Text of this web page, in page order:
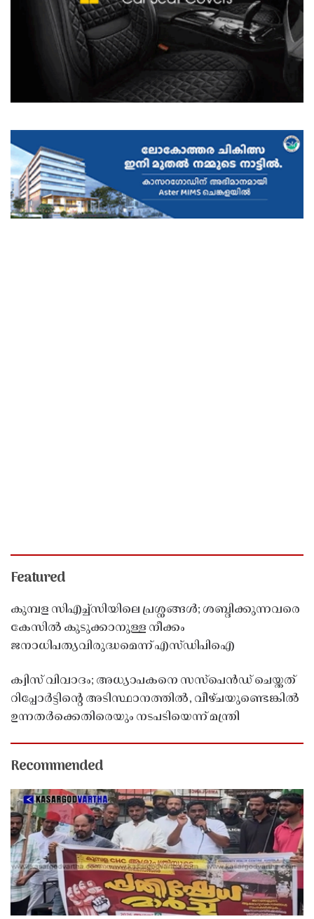
Featured
കുമ്പള സിഎച്ച്സിയിലെ പ്രശ്നങ്ങൾ; ശബ്ദിക്കുന്നവരെ
കേസിൽ കുടുക്കാനുള്ള നീക്കം
ജനാധിപത്യവിരുദ്ധമെന്ന് എസ്ഡിപിഐ
ക്വിസ് വിവാദം; അധ്യാപകനെ സസ്‌പെൻഡ് ചെയ്തത്
റിപ്പോർട്ടിൻ്റെ അടിസ്ഥാനത്തിൽ, വീഴ്ചയുണ്ടെങ്കിൽ
ഉന്നതർക്കെതിരെയും നടപടിയെന്ന് മന്ത്രി
Recommended